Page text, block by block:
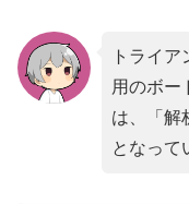
トライ
用のボー
は、「 解
となって